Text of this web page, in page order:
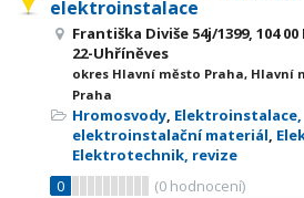
elektroinstalace
Františka Diviše 54j/1399, 104 00
22-Uhříněves
okres Hlavní město Praha, Hlavní
Praha
Hromosvody, Elektroinstalace,
elektroinstalační materiál,
Elektrotechnik, revize
0
(0 hodnocení)